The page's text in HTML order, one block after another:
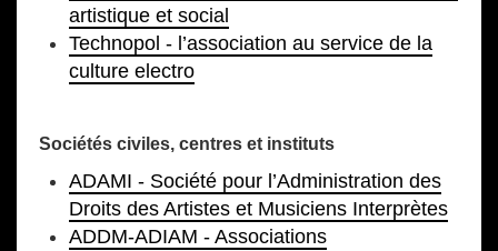
artistique et social
Technopol - l’association au service de la
culture electro
Sociétés civiles, centres et instituts
ADAMI - Société pour l’Administration des
Droits des Artistes et Musiciens Interprètes
ADDM-ADIAM - Associations